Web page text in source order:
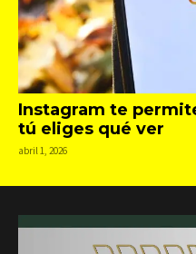
Instagram te
tú eliges qué ver
abril 1, 2026